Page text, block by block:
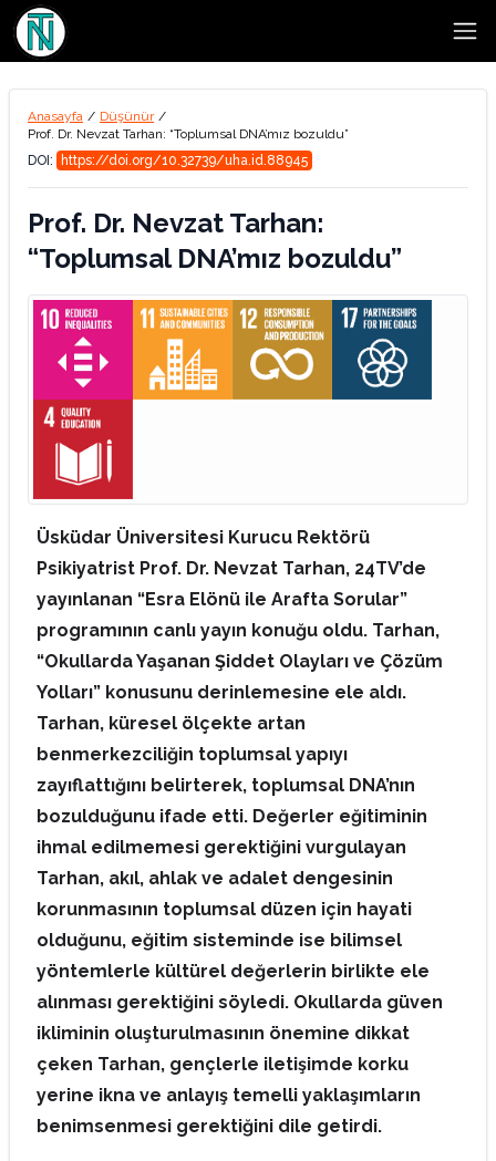
Anasayfa / Düşünür /
Prof. Dr. Nevzat Tarhan: “Toplumsal DNA’mız bozuldu”
DOI:
https://doi.org/10.32739/uha.id.88945
Prof. Dr. Nevzat Tarhan:
“Toplumsal DNA’mız bozuldu”
Üsküdar Üniversitesi Kurucu Rektörü
Psikiyatrist Prof. Dr. Nevzat Tarhan, 24TV’de
yayınlanan “Esra Elönü ile Arafta Sorular”
programının canlı yayın konuğu oldu. Tarhan,
“Okullarda Yaşanan Şiddet Olayları ve Çözüm
Yolları” konusunu derinlemesine ele aldı.
Tarhan, küresel ölçekte artan
benmerkezciliğin toplumsal yapıyı
zayıflattığını belirterek, toplumsal DNA’nın
bozulduğunu ifade etti. Değerler eğitiminin
ihmal edilmemesi gerektiğini vurgulayan
Tarhan, akıl, ahlak ve adalet dengesinin
korunmasının toplumsal düzen için hayati
olduğunu, eğitim sisteminde ise bilimsel
yöntemlerle kültürel değerlerin birlikte ele
alınması gerektiğini söyledi. Okullarda güven
ikliminin oluşturulmasının önemine dikkat
çeken Tarhan, gençlerle iletişimde korku
yerine ikna ve anlayış temelli yaklaşımların
benimsenmesi gerektiğini dile getirdi.